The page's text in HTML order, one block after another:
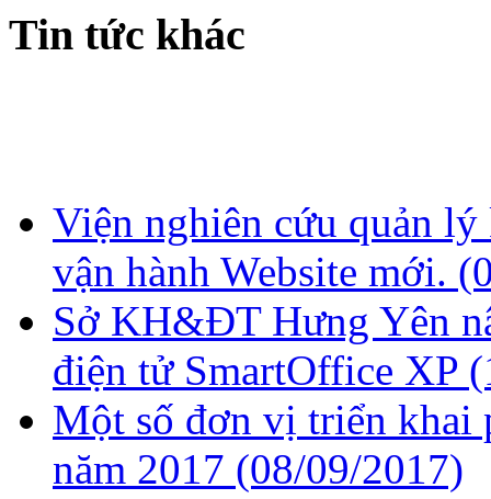
Tin tức khác
Viện nghiên cứu quản
vận hành Website mới.
Sở KH&ĐT Hưng Yên
điện tử SmartOffice XP
Một số đơn vị triển khai
năm 2017 (08/09/2017)